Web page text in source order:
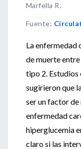
Marfella R.
Fuente:
La enfermedad
de muerte
tipo 2.
sugirieron que
ser un factor
enfermedad
hiperglucemia
claro si las